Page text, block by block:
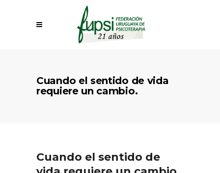
Cuando el sentido de vida
requiere un cambio.
Cuando el sentido de